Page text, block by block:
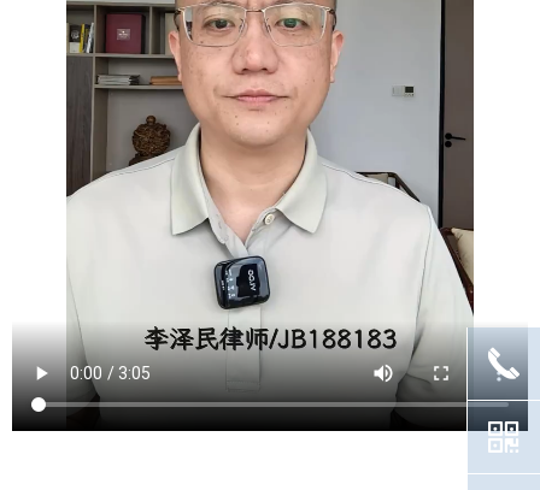
끅
낃